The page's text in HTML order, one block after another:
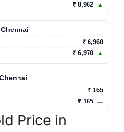
₹ 8,962 ▲
₹ 6,960
₹ 6,970 ▲
₹ 165
₹ 165 ▬
Price in